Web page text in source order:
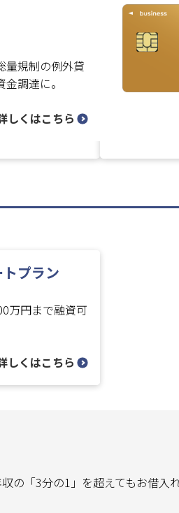
量規制の例外貸
調達に。
しくはこちら
プラン
万円まで融資可
しくはこちら
の「3分の1」を超えてもお借入れ